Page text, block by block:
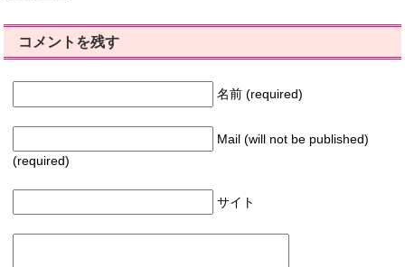
コメントを残す
名前 (required)
Mail (will not be published)
(required)
サイト